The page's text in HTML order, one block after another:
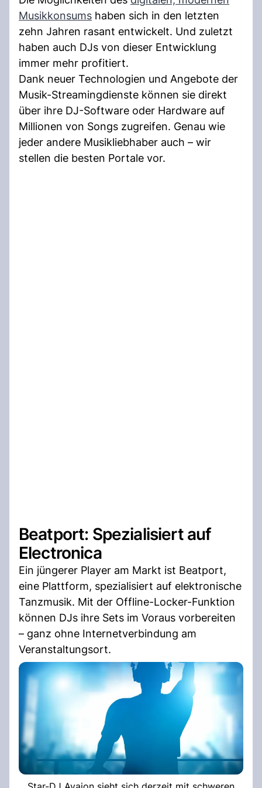
Musikkonsums haben sich in den letzten
zehn Jahren rasant entwickelt. Und zuletzt
haben auch DJs von dieser Entwicklung
immer mehr profitiert.
Dank neuer Technologien und Angebote der
Musik-Streamingdienste können sie direkt
über ihre DJ-Software oder Hardware auf
Millionen von Songs zugreifen. Genau wie
jeder andere Musikliebhaber auch – wir
stellen die besten Portale vor.
Beatport: Spezialisiert auf
Electronica
Ein jüngerer Player am Markt ist Beatport,
eine Plattform, spezialisiert auf elektronische
Tanzmusik. Mit der Offline-Locker-Funktion
können DJs ihre Sets im Voraus vorbereiten
– ganz ohne Internetverbindung am
Veranstaltungsort.